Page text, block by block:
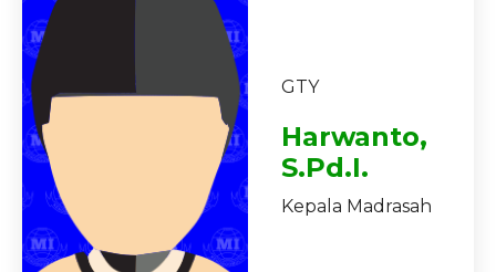
GTY
Harwanto,
S.Pd.I.
Kepala Madrasah